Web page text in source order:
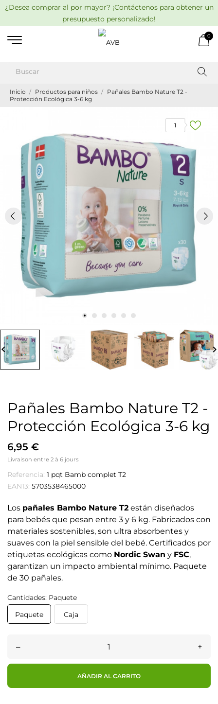
¿Desea comprar al por mayor? ¡Contáctenos para obtener un
presupuesto personalizado!
0
Inicio Productos para niños
Pañales Bambo Nature T2 -
Protección Ecológica 3-6 kg
1
Pañales Bambo Nature T2 -
Protección Ecológica 3-6 kg
6,95 €
Livraison entre 2 à 6 jours
Referencia: 1 pqt Bamb complet T2
EAN13: 5703538465000
Los pañales Bambo Nature T2 están diseñados
para bebés que pesan entre 3 y 6 kg. Fabricados con
materiales sostenibles, son ultra absorbentes y
suaves con la piel sensible del bebé. Certificados por
etiquetas ecológicas como Nordic Swan y FSC,
garantizan un impacto ambiental mínimo. Paquete
de 30 pañales.
Cantidades: Paquete
Paquete
Caja
– +
AÑADIR AL CARRITO